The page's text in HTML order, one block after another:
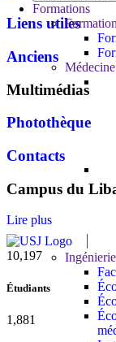
Formations
Liens utiles
Anciens
Multimédias
Photothèque
Contacts
Campus du
Lire plus
10,815
Étudiants
1,995